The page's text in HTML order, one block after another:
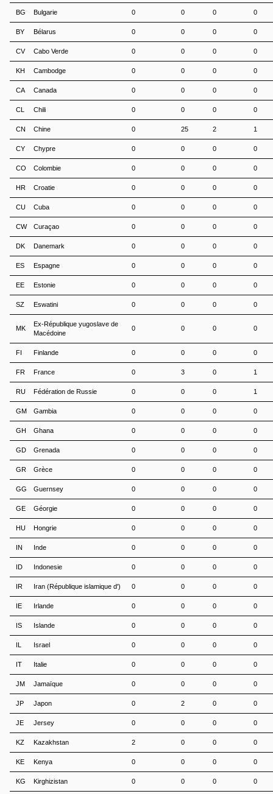
BG Bulgarie 0 0 0 0
BY Bélarus 0 0 0 0
CV Cabo Verde 0 0 0 0
KH Cambodge 0 0 0 0
CA Canada 0 0 0 0
CL Chili 0 0 0 0
CN Chine 0 25 2 1
CY Chypre 0 0 0 0
CO Colombie 0 0 0 0
HR Croatie 0 0 0 0
CU Cuba 0 0 0 0
CW Curaçao 0 0 0 0
DK Danemark 0 0 0 0
ES Espagne 0 0 0 0
EE Estonie 0 0 0 0
SZ Eswatini 0 0 0 0
MK
Ex-République yugoslave de
Macédoine
0 0 0 0
FI Finlande 0 0 0 0
FR France 0 3 0 1
RU Fédération de Russie 0 0 0 1
GM Gambia 0 0 0 0
GH Ghana 0 0 0 0
GD Grenada 0 0 0 0
GR Grèce 0 0 0 0
GG Guernsey 0 0 0 0
GE Géorgie 0 0 0 0
HU Hongrie 0 0 0 0
IN Inde 0 0 0 0
ID Indonesie 0 0 0 0
IR Iran (République islamique d') 0 0 0 0
IE Irlande 0 0 0 0
IS Islande 0 0 0 0
IL Israel 0 0 0 0
IT Italie 0 0 0 0
JM Jamaïque 0 0 0 0
JP Japon 0 2 0 0
JE Jersey 0 0 0 0
KZ Kazakhstan 2 0 0 0
KE Kenya 0 0 0 0
KG Kirghizistan 0 0 0 0